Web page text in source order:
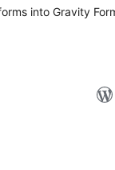
into Gravity